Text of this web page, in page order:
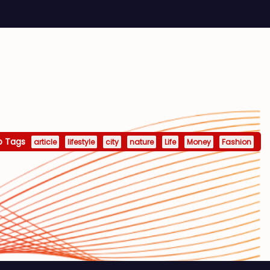
Tags article lifestyle city nature Life Money Fashion